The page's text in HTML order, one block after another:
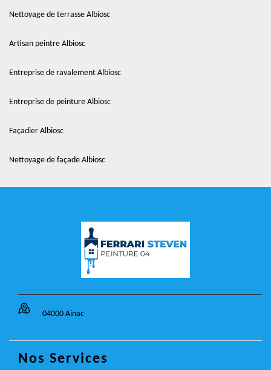
Nettoyage de terrasse Albiosc
Artisan peintre Albiosc
Entreprise de ravalement Albiosc
Entreprise de peinture Albiosc
Façadier Albiosc
Nettoyage de façade Albiosc
04000 Ainac
Nos Services